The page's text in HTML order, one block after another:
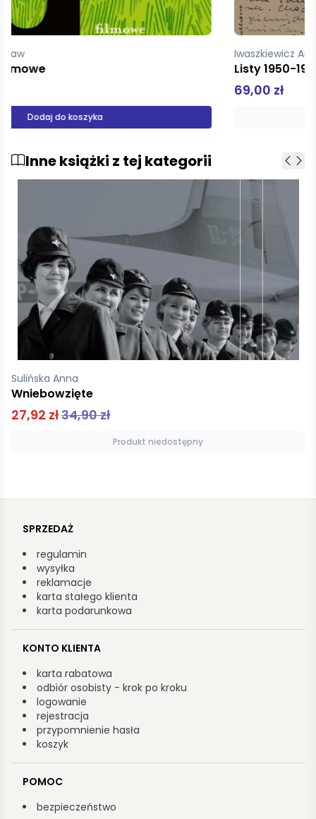
Iwaszkiewicz Anna, Iwaszkiewicz Jarosław
Listy 1950-1955
Inne książki z tej kategorii
Boćkowska Aleksandra
Tylko paleo
31,92 zł 39,90 zł
Dodaj do koszyka
SPRZEDAŻ
regulamin
wysyłka
reklamacje
karta stałego klienta
karta podarunkowa
KONTO KLIENTA
karta rabatowa
odbiór osobisty - krok po kroku
logowanie
rejestracja
przypomnienie hasła
koszyk
POMOC
bezpieczeństwo